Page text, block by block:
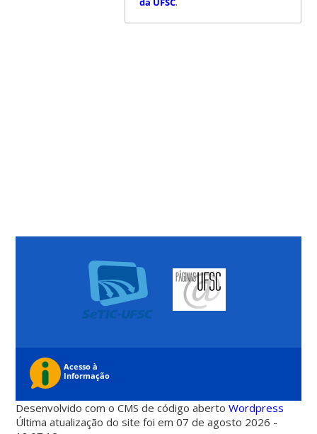
Desenvolvido com o CMS de código abertoWordpress
Última atualização do site foi em 07 de agosto 2026 -